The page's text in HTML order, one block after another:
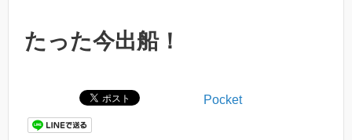
たった今出船！
Pocket